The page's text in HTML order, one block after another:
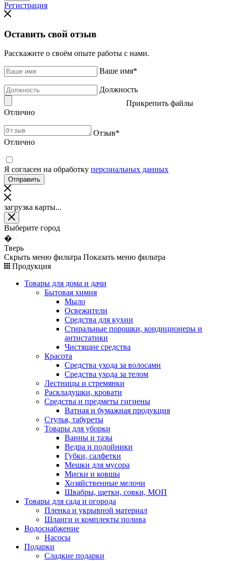
Регистрация
Оставить свой отзыв
Расскажите о своём опыте работы с нами.
Ваше имя*
Должность
Прикрепить файлы
Отлично
Отзыв*
Отлично
Я согласен на обработку персональных данных
загрузка карты...
Выберите город
�
Тверь
Скрыть меню фильтра Показать меню фильтра
Продукция
Товары для дома и дачи
Бытовая химия
Мыло
Освежители
Средства для кухни
Стиральные порошки, кондиционеры и
антистатики
Чистящие средства
Красота
Средства ухода за волосами
Средства ухода за телом
Лестницы и стремянки
Раскладушки, кровати
Средства и предметы гигиены
Ватная и бумажная продукция
Стулья, табуреты
Товары для уборки
Ванны и тазы
Ведра и подойники
Губки, салфетки
Мешки для мусора
Миски и ковшы
Хозяйственные мелочи
Швабры, щетки, совки, МОП
Товары для сада и огорода
Пленка и укрывной материал
Шланги и комплекты полива
Водоснабжение
Насосы
Подарки
Cладкие подарки